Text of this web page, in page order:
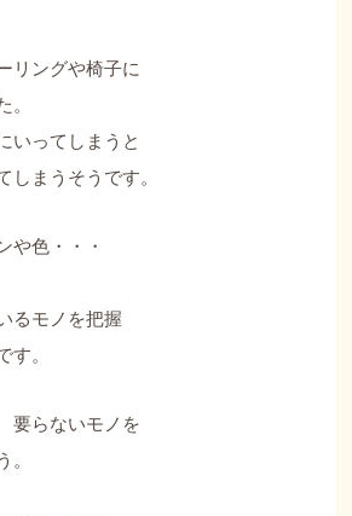
リングや椅子に
。
いってしまうと
しまうそうです。
や色・・・
るモノを把握
す。
要らないモノを
。